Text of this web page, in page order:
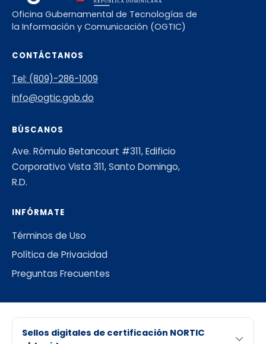
Oficina Gubernamental de Tecnologías de
la Información y Comunicación (OGTIC)
CONTÁCTANOS
Tel: (809)-286-1009
info@ogtic.gob.do
BÚSCANOS
Ave. Rómulo Betancourt #311, Edificio
Corporativo Vista 311, Santo Domingo,
R.D.
INFÓRMATE
Términos de Uso
Política de Privacidad
Preguntas Frecuentes
Sellos digitales de certificación NORTIC